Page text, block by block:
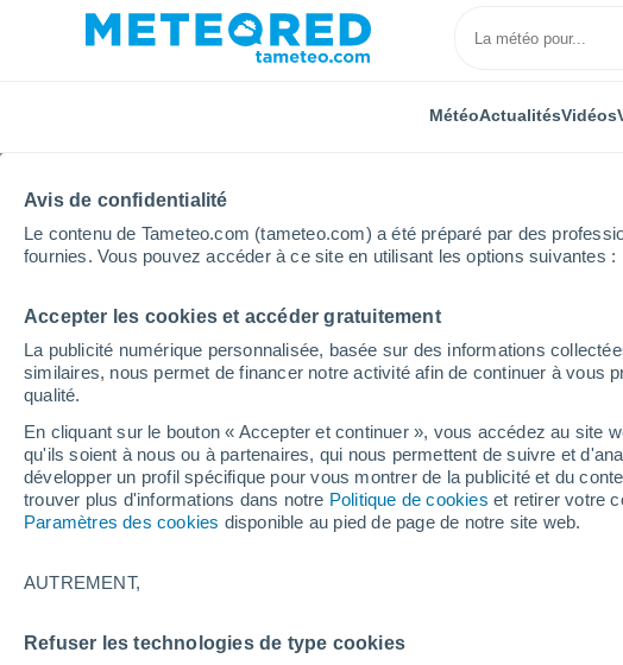
Avis de confidentialité
Le contenu de Tameteo.com (tameteo.com) a été préparé par des
fournies. Vous pouvez accéder à ce site en utilisant les options suivantes :
Accepter les cookies et accéder gratuitement
La publicité numérique personnalisée, basée sur des informations
similaires, nous permet de financer notre activité afin de continuer à vous
qualité.
En cliquant sur le bouton « Accepter et continuer », vous accédez au site
qu'ils soient à nous ou à partenaires, qui nous permettent de suivre et
développer un profil spécifique pour vous montrer de la publicité et du
trouver plus d'informations dans notre Politique de cookies et retirer votre
Paramètres des cookies disponible au pied de page de notre site web.
AUTREMENT,
Refuser les technologies de type cookies
MétéoActualitésVidéos
Accueil Argentine Province de San Luis
Météo pour la province de
Aujourd´hui, 7 août Toute la journée Symbole